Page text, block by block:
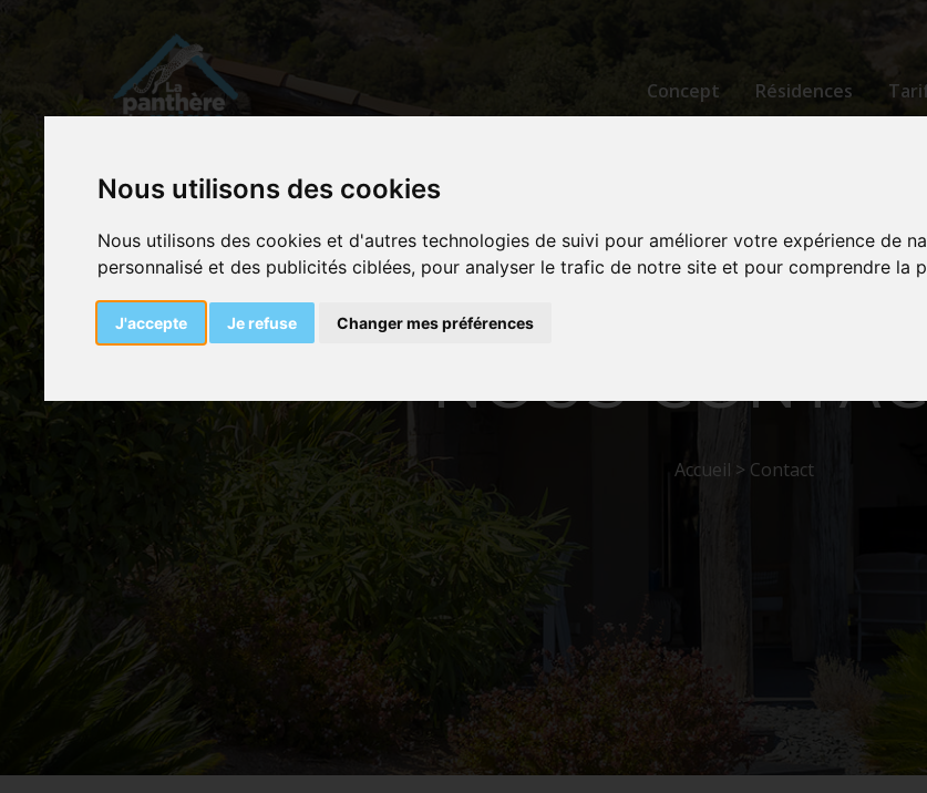
Nous utilisons des cookies
Nous utilisons des cookies et d'autres technologies de suivi pour améliorer votre expérience de
personnalisé et des publicités ciblées, pour analyser le trafic de notre site et pour comprendre la
J'accepte Je refuse Changer mes préférences
Concept Résidences
NOUS
Accueil > Contact